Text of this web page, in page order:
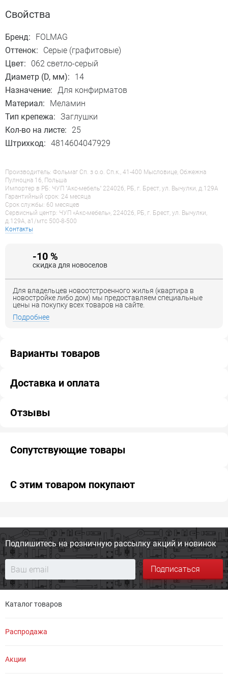
Свойства
Бренд:
FOLMAG
Оттенок:
Серые (графитовые)
Цвет:
062 светло-серый
Диаметр (D, мм):
14
Назначение: Для конфирматов
Материал:
Меламин
Тип крепежа: Заглушки
Кол-во на листе:
25
Штрихкод: 4814604047929
Производитель: Фольмаг Сп. з о.о. Сп.к., 41-400 Мысловице, Обжежна
Пулноцна 16, Польша
Импортер в РБ: ЧУП "Акс-мебель" 224026, РБ, г. Брест, ул. Вычулки, д.129А
Гарантийный срок: 24 месяца
Срок службы: 60 месяцев
Сервисный центр: ЧУП «Акс-мебель», 224026, РБ, г. Брест, ул. Вычулки,
д.129А, a1/мтс 500-8-500
Контакты
-10 %
скидка для новоселов
Для владельцев новоотстроенного жилья (квартира в
новостройке либо дом) мы предоставляем специальные
цены на покупку всех товаров на сайте.
Подробнее
Варианты товаров
Доставка и оплата
Отзывы
Сопутствующие товары
С этим товаром покупают
Подпишитесь на розничную рассылку акций и новинок
Подписаться
Каталог товаров
Распродажа
Акции